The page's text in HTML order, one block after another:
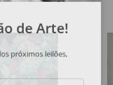
de Arte!
próximos leilões,